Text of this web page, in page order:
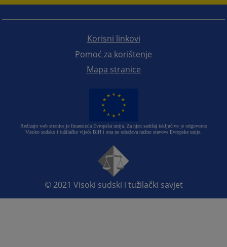
Korisni linkovi
Pomoć za korištenje
Mapa stranice
Redizajn web stranice je finansirala Evropska unija. Za njen sadržaj isključivo je odgovorno
Visoko sudsko i tužilačko vijeće BiH i ona ne odražava nužno stavove Evropske unije.
© 2021 Visoki sudski i tužilački savjet